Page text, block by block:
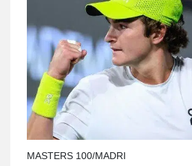
MASTERS 100/MADRI